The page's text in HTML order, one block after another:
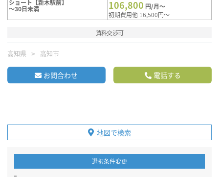
ショート【新木駅前】
～30日未満 106,800 円/月～
初期費用他 16,500円～
賃料交渉可
高知県 高知市
お問合わせ 電話する
地図で検索
選択条件変更